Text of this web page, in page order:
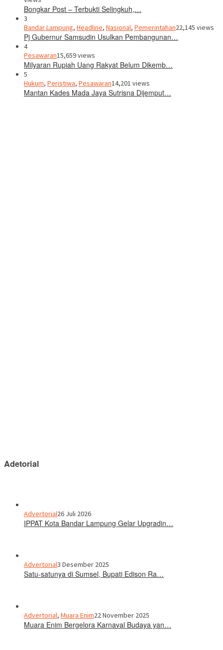
Bongkar Post – Terbukti Selingkuh,…
3
Bandar Lampung, Headline, Nasional, Pemerintahan22,145 views
Pj Gubernur Samsudin Usulkan Pembangunan…
4
Pesawaran15,659 views
Milyaran Rupiah Uang Rakyat Belum Dikemb…
5
Hukum, Peristiwa, Pesawaran14,201 views
Mantan Kades Mada Jaya Sutrisna Dijemput…
Adetorial
Advertorial26 Juli 2026
IPPAT Kota Bandar Lampung Gelar Upgradin…
Advertorial3 Desember 2025
Satu-satunya di Sumsel, Bupati Edison Ra…
Advertorial, Muara Enim22 November 2025
Muara Enim Bergelora Karnaval Budaya yan…